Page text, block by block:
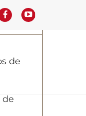
de
de